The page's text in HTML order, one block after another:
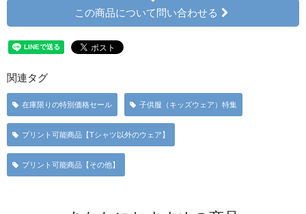
この商品について問い合わせる
関連タグ
在庫限りの特別価格セール 子供服（キッズウェア）特集
プリント可能商品【Tシャツ以外のウェア】
プリント可能商品【その他】